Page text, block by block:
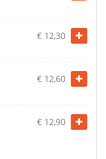
€ 12,30
€ 12,60
€ 12,90